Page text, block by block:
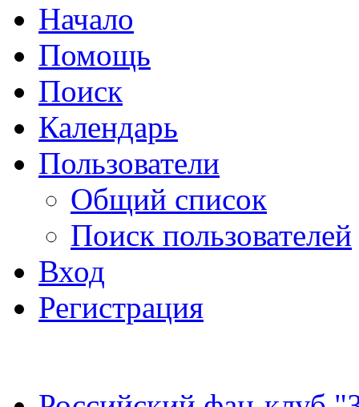
Начало
Помощь
Поиск
Календарь
Пользователи
Общий список
Поиск пользователей
Вход
Регистрация